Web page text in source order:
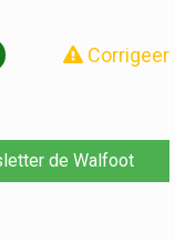
Corrigeer
de Walfoot